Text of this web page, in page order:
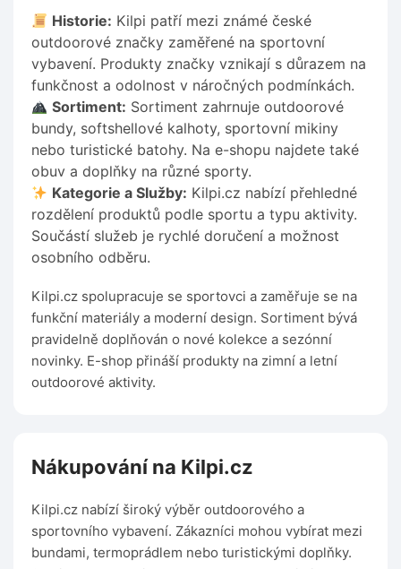
Historie: Kilpi patří mezi známé české
outdoorové značky zaměřené na sportovní
vybavení. Produkty značky vznikají s důrazem na
funkčnost a odolnost v náročných podmínkách.
Sortiment: Sortiment zahrnuje outdoorové
bundy, softshellové kalhoty, sportovní mikiny
nebo turistické batohy. Na e-shopu najdete také
obuv a doplňky na různé sporty.
Kategorie a Služby: Kilpi.cz nabízí přehledné
rozdělení produktů podle sportu a typu aktivity.
Součástí služeb je rychlé doručení a možnost
osobního odběru.
Kilpi.cz spolupracuje se sportovci a zaměřuje se na
funkční materiály a moderní design. Sortiment bývá
pravidelně doplňován o nové kolekce a sezónní
novinky. E-shop přináší produkty na zimní a letní
outdoorové aktivity.
Nákupování na Kilpi.cz
Kilpi.cz nabízí široký výběr outdoorového a
sportovního vybavení. Zákazníci mohou vybírat mezi
bundami, termoprádlem nebo turistickými doplňky.